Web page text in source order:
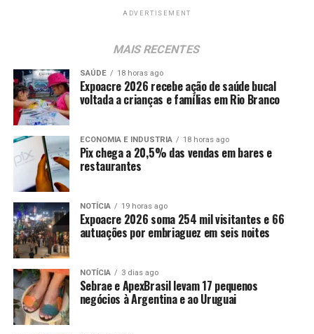
ADVERTISEMENT
MAIS RECENTES
SAÚDE 18 horas ago
Expoacre 2026 recebe ação de saúde bucal
voltada a crianças e famílias em Rio Branco
ECONOMIA E INDUSTRIA 18 horas ago
Pix chega a 20,5% das vendas em bares e
restaurantes
NOTÍCIA 19 horas ago
Expoacre 2026 soma 254 mil visitantes e 66
autuações por embriaguez em seis noites
NOTÍCIA 3 dias ago
Sebrae e ApexBrasil levam 17 pequenos
negócios à Argentina e ao Uruguai